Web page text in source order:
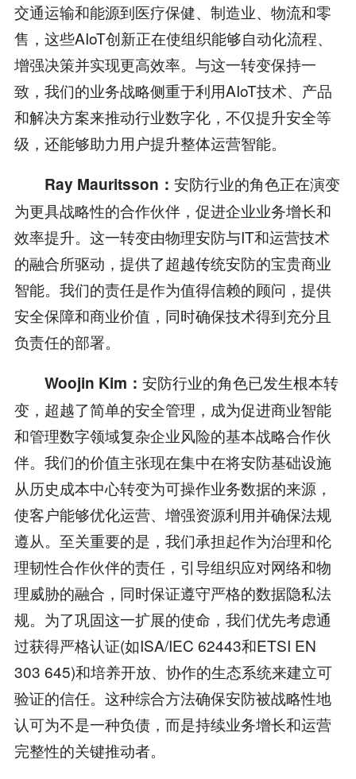
交通运输和能源到医疗保健、制造业、物流和零
售，这些AIoT创新正在使组织能够自动化流程、
增强决策并实现更高效率。与这一转变保持一
致，我们的业务战略侧重于利用AIoT技术、产品
和解决方案来推动行业数字化，不仅提升安全等
级，还能够助力用户提升整体运营智能。
Ray Mauritsson： 安防行业的角色正在演变
为更具战略性的合作伙伴，促进企业业务增长和
效率提升。这一转变由物理安防与IT和运营技术
的融合所驱动，提供了超越传统安防的宝贵商业
智能。我们的责任是作为值得信赖的顾问，提供
安全保障和商业价值，同时确保技术得到充分且
负责任的部署。
Woojin Kim： 安防行业的角色已发生根本转
变，超越了简单的安全管理，成为促进商业智能
和管理数字领域复杂企业风险的基本战略合作伙
伴。我们的价值主张现在集中在将安防基础设施
从历史成本中心转变为可操作业务数据的来源，
使客户能够优化运营、增强资源利用并确保法规
遵从。至关重要的是，我们承担起作为治理和伦
理韧性合作伙伴的责任，引导组织应对网络和物
理威胁的融合，同时保证遵守严格的数据隐私法
规。为了巩固这一扩展的使命，我们优先考虑通
过获得严格认证(如ISA/IEC 62443和ETSI EN
303 645)和培养开放、协作的生态系统来建立可
验证的信任。这种综合方法确保安防被战略性地
认可为不是一种负债，而是持续业务增长和运营
完整性的关键推动者。